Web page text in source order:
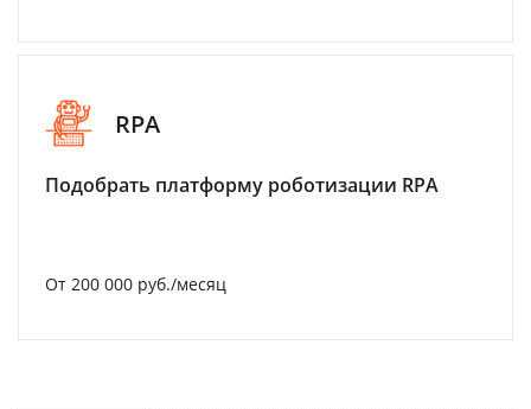
RPA
Подобрать платформу роботизации RPA
От 200 000 руб./месяц